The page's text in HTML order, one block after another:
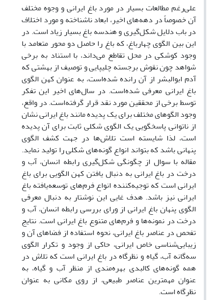
علی‌رغم مطالعات بسیار در مورد باغ ایرانی و وجوه مختلف
آن خصوصاً در دهه‌های اخیر، ابعاد ناشناخته و مورد اختلاف
در باب دلایل شکل‌گیری و هندسه باغ بسیار زیاد است. در
این بین الگوی چهارباغ، که باغ را حاصل دو محور متعامد با
وجود کوشکی در محل تقاطع می‌داند، با استناد به برخی
شواهد چون نقوش برجسته چلیپایی و توصیف از بهشتی که
آدم ابوالبشر از آن رانده شده‌است، به عنوان کهن الگوی
باغ ایرانی معرفی شده‌است. در سال‌های اخیر این تفکر
توسط برخی از محققین مورد نقد قرار گرفته‌است. در واقع،
وجود الگوهای مختلف برای یک پدیده مانند باغ ایرانی نشان
از ناتوانی پاسخگویی یک الگوی شکلی ثابت برای آن پدیده
است، لذا شایسته است تلاش‌ها در جهت کشف الگوی
پنهانی باشد که بتواند انواع گونه‌های شکلی را تولید نماید.
مقاله با سوال از چگونگی شکل‌گیری رابطه انسان، آب و
درخت در باغ ایرانی به دنبال یافتن کهن الگویی برای باغ
ایرانی است که توجیه‌کننده انواع فرم‌های توسعه‌یافته باغ
ایرانی نیز باشد. هدف غایی این نوشتار به دنبال معرفی
الگوی پنهان باغ ایرانی از ورای بررسی رابطه انسان، آب و
درخت در نمونه‌ها و فرم‌های متنوع باغ ایرانی است. نتایج
تفحص در عناصر باغ ایرانی، نحوه استفاده از فضاهای آن و
زیبایی‌شناسی خاص ایرانی، حاکی از وجود و تکرار الگوی
سه‌گانه آب، گیاه و نظرگاه در باغ ایرانی است که تلاش در
همه گونه‌های کالبدی بهره‌مندی از منظر آب و گیاه، به
عنوان مهمترین عناصر طبیعی، از روی مکانی به عنوان
نظرگاه است.